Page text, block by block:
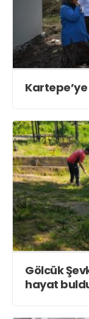
Gölcük
hayat